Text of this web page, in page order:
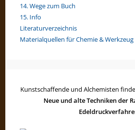
14. Wege zum Buch
15. Info
Literaturverzeichnis
Materialquellen für Chemie & Werkzeug
Kunstschaffende und Alchemisten
Neue und alte Techniken der